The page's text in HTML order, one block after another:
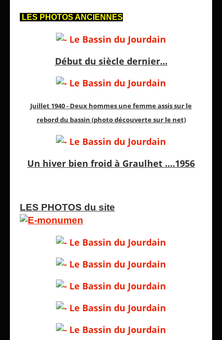
LES PHOTOS ANCIENNES
Début du siècle dernier...
Juillet 1940 - Deux hommes une femme assis sur le
rebord du bassin (photo découverte sur le net)
Un hiver bien froid à Graulhet ....1956
LES PHOTOS du site